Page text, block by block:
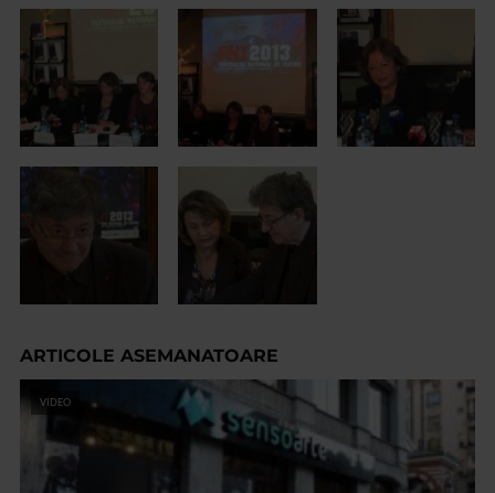
ARTICOLE ASEMANATOARE
VIDEO